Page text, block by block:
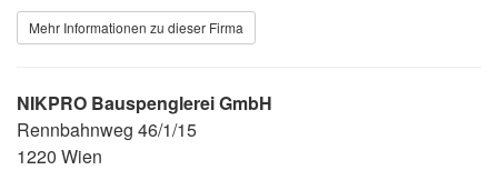
Mehr Informationen zu dieser Firma
NIKPRO Bauspenglerei GmbH
Rennbahnweg 46/1/15
1220 Wien